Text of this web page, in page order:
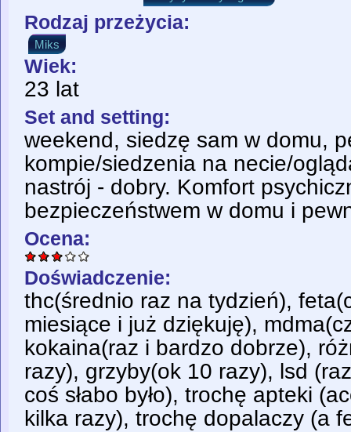
Rodzaj przeżycia:
Miks
Wiek:
23 lat
Set and setting:
weekend, siedzę sam w domu,
kompie/siedzenia na necie/
nastrój - dobry. Komfort
bezpieczeństwem w domu i
Ocena:
Doświadczenie:
thc(średnio raz na tydzień),
miesiące i już dziękuję),
kokaina(raz i bardzo dobrze),
razy), grzyby(ok 10 razy), lsd
coś słabo było), trochę apteki
kilka razy), trochę dopalaczy (a